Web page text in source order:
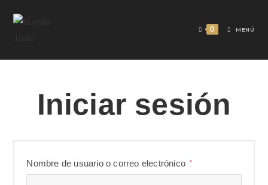
0 MENÚ
Iniciar sesión
Nombre de usuario o correo electrónico *